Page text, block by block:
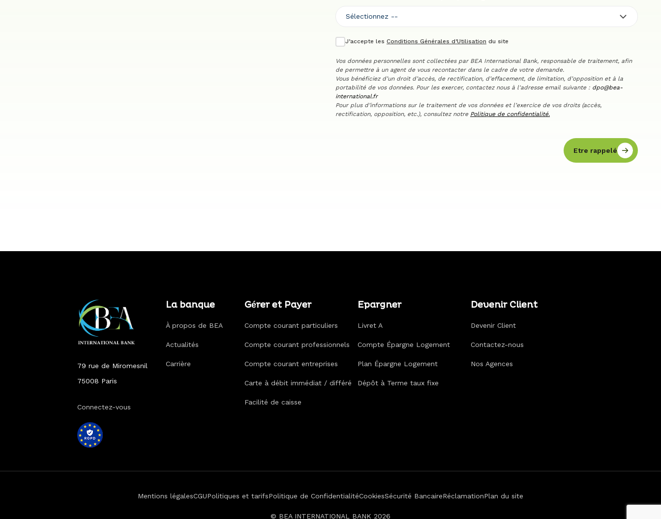
Sélectionnez --
J’accepte les Conditions Générales d’Utilisation du site
Vos données personnelles sont collectées par BEA International Bank, responsable de traitement, afin
de permettre à un agent de vous recontacter dans le cadre de votre demande.
Vous bénéficiez d’un droit d’accès, de rectification, d’effacement, de limitation, d’opposition et à la
portabilité de vos données. Pour les exercer, contactez nous à l'adresse email suivante : dpo@bea-
international.fr
Pour plus d’informations sur le traitement de vos données et l’exercice de vos droits (accès,
rectification, opposition, etc.), consultez notre Politique de confidentialité.
Etre rappelé
79 rue de Miromesnil
75008 Paris
Connectez-vous
La banque
À propos de BEA
Actualités
Carrière
Gérer et Payer
Compte courant particuliers
Compte courant professionnels
Compte courant entreprises
Carte à débit immédiat / différé
Facilité de caisse
Epargner
Livret A
Compte Épargne Logement
Plan Épargne Logement
Dépôt à Terme taux fixe
Devenir Client
Devenir Client
Contactez-nous
Nos Agences
Mentions légalesCGUPolitiques et tarifsPolitique de ConfidentialitéCookiesSécurité BancaireRéclamationPlan du site
© BEA INTERNATIONAL BANK 2026